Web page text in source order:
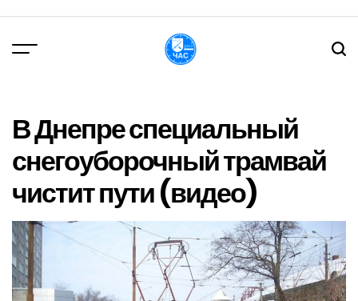
вмісту
В Днепре специальный
снегоуборочный трамвай
чистит пути (видео)